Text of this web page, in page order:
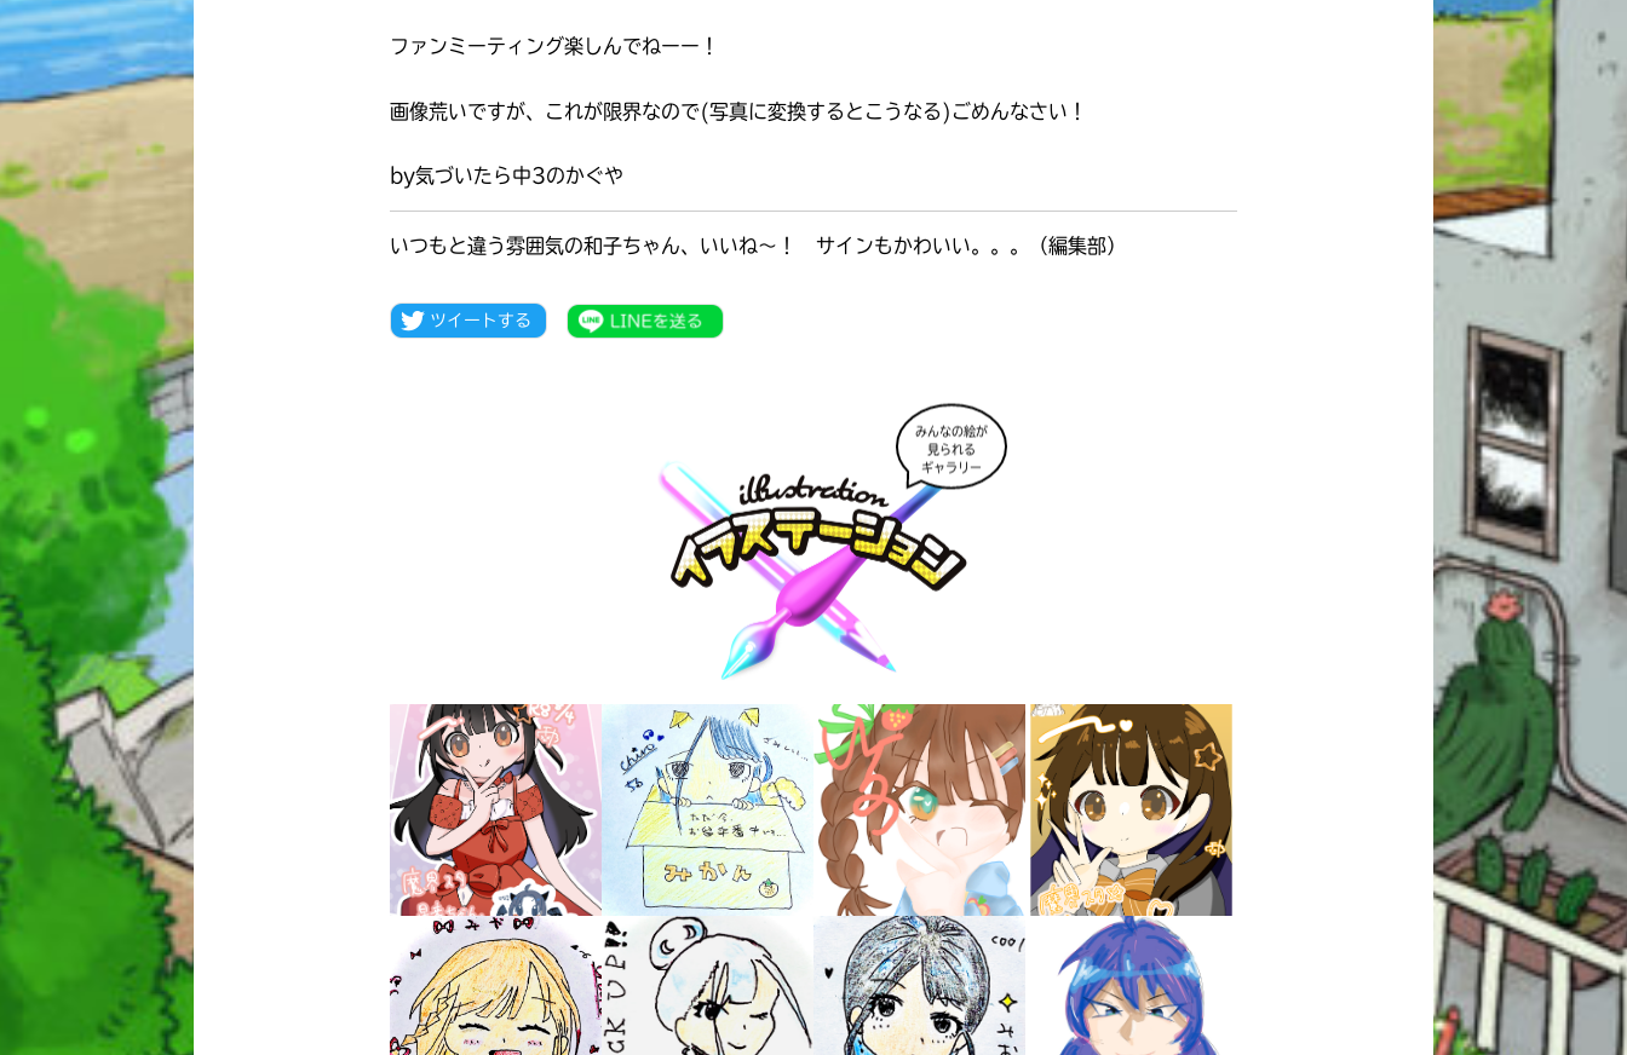
書店に届いた
みんなからのお手紙が
読める
キーワードから探す
ファンミーティング楽しんでねーー！
画像荒いですが、これが限界なので(写真に変換するとこうなる)ごめんなさい！
by気づいたら中3のかぐや
いつもと違う雰囲気の和子ちゃん、いいね～！ サインもかわいい。。。（編集部）
みんなの絵が
見られる
ギャラリー
入
力
内